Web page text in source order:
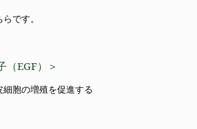
です。
（EGF）＞
胞の増殖を促進する